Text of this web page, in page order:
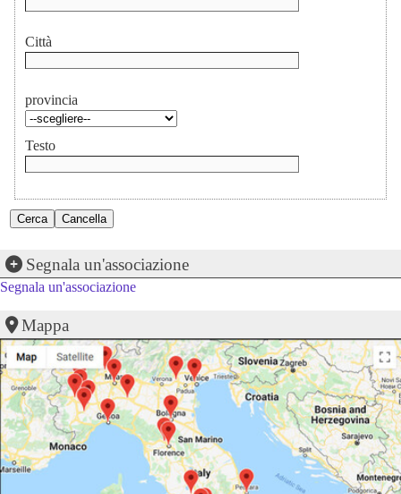
Città
provincia
Testo
Segnala un'associazione
Segnala un'associazione
Mappa